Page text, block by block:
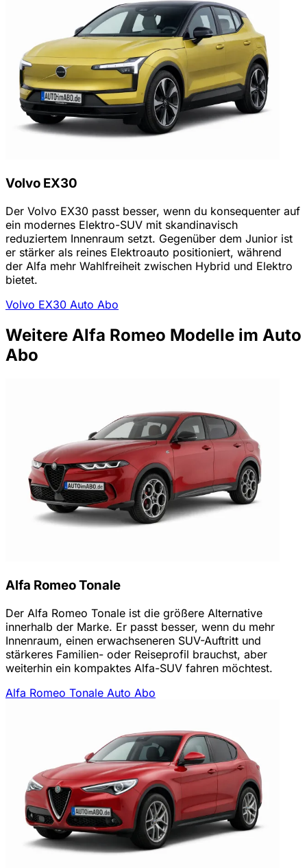
Volvo EX30
Der Volvo EX30 passt besser, wenn du konsequenter auf
ein modernes Elektro-SUV mit skandinavisch
reduziertem Innenraum setzt. Gegenüber dem Junior ist
er stärker als reines Elektroauto positioniert, während
der Alfa mehr Wahlfreiheit zwischen Hybrid und Elektro
bietet.
Volvo EX30 Auto Abo
Weitere Alfa Romeo Modelle im Auto
Abo
Alfa Romeo Tonale
Der Alfa Romeo Tonale ist die größere Alternative
innerhalb der Marke. Er passt besser, wenn du mehr
Innenraum, einen erwachseneren SUV-Auftritt und
stärkeres Familien- oder Reiseprofil brauchst, aber
weiterhin ein kompaktes Alfa-SUV fahren möchtest.
Alfa Romeo Tonale Auto Abo